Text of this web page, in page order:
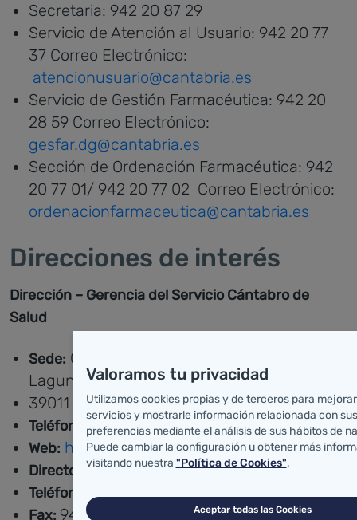
Secretaria: 942 20 87 29
Servicio de Atención al Usuario: 942 20 77
37 Correo Electrónico:
atencionusuario@cantabria.es
Servicio de Gestión Farmacéutica: 942 20
28 59 Correo Electrónico:
gesfar.dg@cantabria.es
Sección de Ordenación Farmacéutica: 942
20 77 01/ 942 20 77 02 Correo Electrónico:
ordenacionfarmaceutica@cantabria.es
Direcciones de interés
Dirección – Gerencia del Servicio Cántabro de
Salud
Sede: C/ Gutiérrez Solana Nº 4 (Edificio
Lagunilla)
39011 - Santander(ver en Google Maps)
Teléfono:942 20 27 70
Web: http://www.scsalud.es
Director Gerente:Luis Carretero Alcántara.
Teléfono: 942 20 28 23
Fax: 942 202 829
Valoramos tu privacidad
Utilizamos cookies propias y de terceros para
servicios y mostrarle información relacionada con sus
preferencias mediante el análisis de sus hábitos de
Puede cambiar la configuración u obtener más
visitando nuestra "Política de Cookies".
Aceptar todas las Cookies